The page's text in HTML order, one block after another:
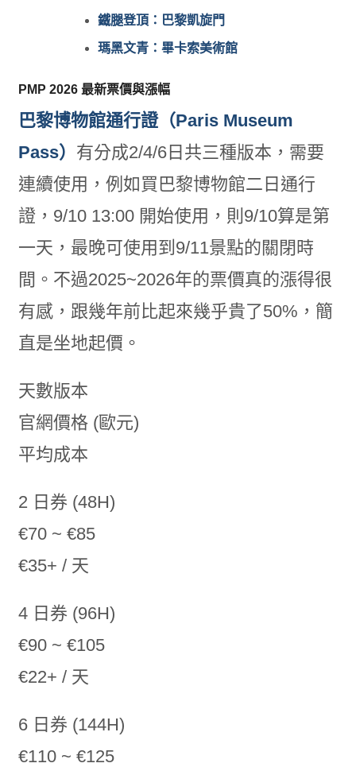
鐵腿登頂：巴黎凱旋門
瑪黑文青：畢卡索美術館
PMP 2026 最新票價與漲幅
巴黎博物館通行證（Paris Museum
Pass） 有分成2/4/6日共三種版本，需要
連續使用，例如買巴黎博物館二日通行
證，9/10 13:00 開始使用，則9/10算是第
一天，最晚可使用到9/11景點的關閉時
間。不過2025~2026年的票價真的漲得很
有感，跟幾年前比起來幾乎貴了50%，簡
直是坐地起價。
天數版本
官網價格 (歐元)
平均成本
2 日券 (48H)
€70 ~ €85
€35+ / 天
4 日券 (96H)
€90 ~ €105
€22+ / 天
6 日券 (144H)
€110 ~ €125